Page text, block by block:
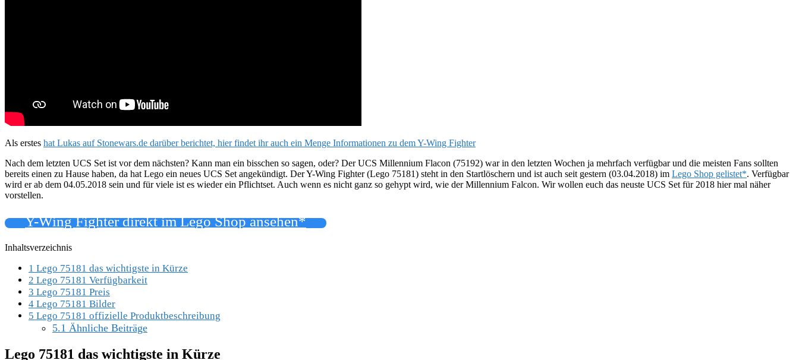
Als erstes hat Lukas auf Stonewars.de darüber berichtet, hier findet ihr auch ein Menge Informationen zu dem Y-Wing Fighter
Nach dem letzten UCS Set ist vor dem nächsten? Kann man ein bisschen so sagen, oder? Der UCS Millennium Flacon (75192) war in den letzten Wochen ja mehrfach verfügbar und die meisten Fans sollten
bereits einen zu Hause haben, da hat Lego ein neues UCS Set angekündigt. Der Y-Wing Fighter (Lego 75181) steht in den Startlöschern und ist auch seit gestern (03.04.2018) im Lego Shop gelistet*. Verfügbar
wird er ab dem 04.05.2018 sein und für viele ist es wieder ein Pflichtset. Auch wenn es nicht ganz so gehypt wird, wie der Millennium Falcon. Wir wollen euch das neuste UCS Set für 2018 hier mal näher
vorstellen.
Y-Wing Fighter direkt im Lego Shop ansehen*
Inhaltsverzeichnis
1 Lego 75181 das wichtigste in Kürze
2 Lego 75181 Verfügbarkeit
3 Lego 75181 Preis
4 Lego 75181 Bilder
5 Lego 75181 offizielle Produktbeschreibung
5.1 Ähnliche Beiträge
Lego 75181 das wichtigste in Kürze